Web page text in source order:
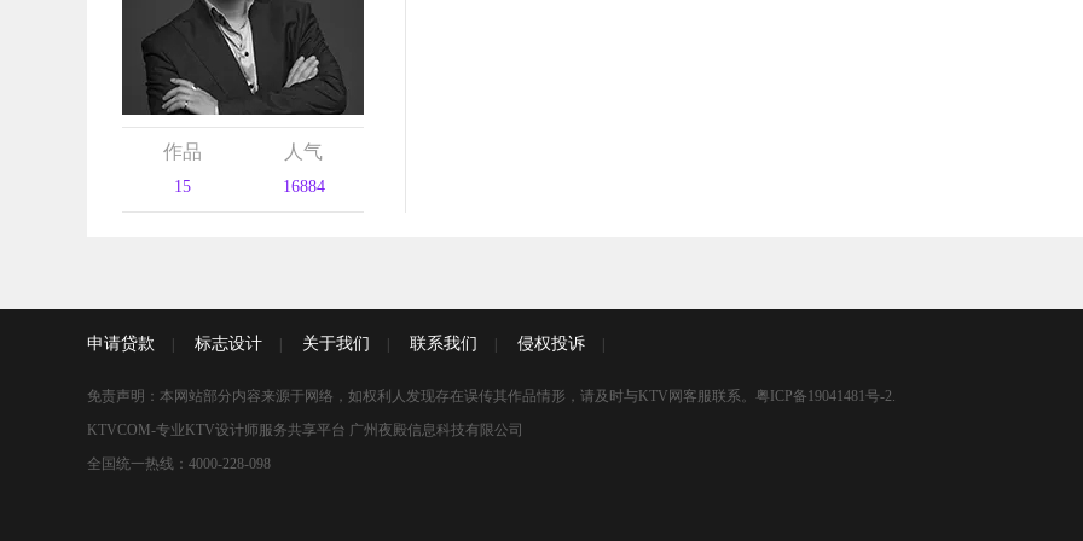
作品
15
人气
16884
申请贷款 标志设计 关于我们 联系我们 侵权投诉
免责声明：本网站部分内容来源于网络，如权利人发现存在误传其作品情形，请及时与KTV网客服联系。 粤ICP备19041481号-2.
KTVCOM-专业KTV设计师服务共享平台 广州夜殿信息科技有限公司
全国统一热线：4000-228-098